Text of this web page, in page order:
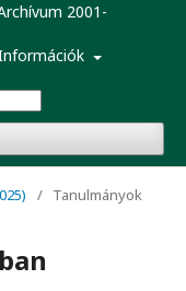
2001-
/ Tanulmányok